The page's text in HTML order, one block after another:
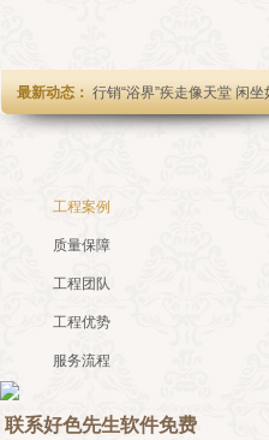
最新动态： 行销“浴界”疾走像天堂 闲坐
工程案例
质量保障
工程团队
工程优势
服务流程
联系好色先生软件免费